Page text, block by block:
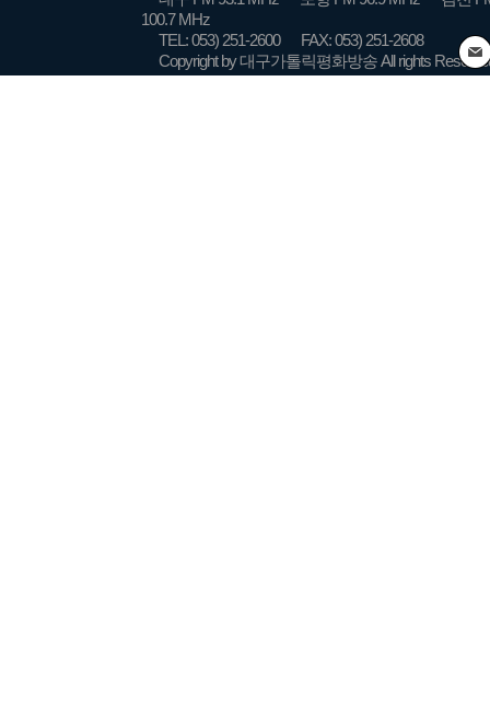
100.7 MHz
TEL: 053) 251-2600
FAX: 053) 251-2608
Copyright by 대구가톨릭평화방송 All rights